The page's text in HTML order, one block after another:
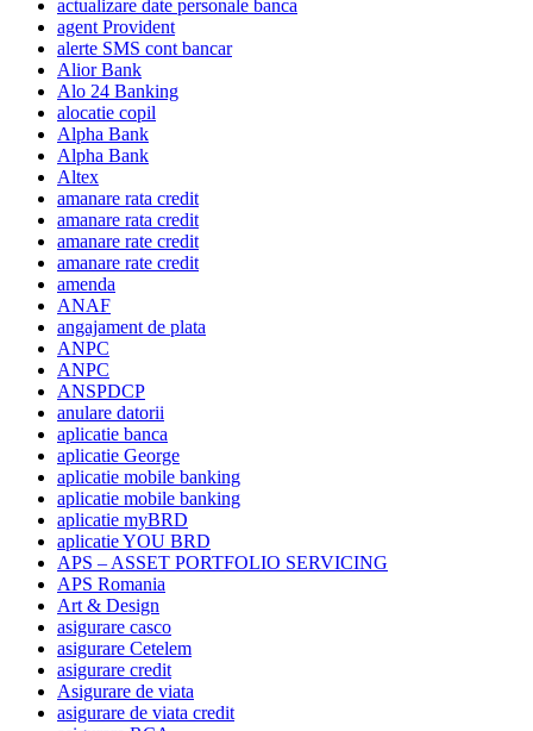
actualizare date personale banca
agent Provident
alerte SMS cont bancar
Alior Bank
Alo 24 Banking
alocatie copil
Alpha Bank
Alpha Bank
Altex
amanare rata credit
amanare rata credit
amanare rate credit
amanare rate credit
amenda
ANAF
angajament de plata
ANPC
ANPC
ANSPDCP
anulare datorii
aplicatie banca
aplicatie George
aplicatie mobile banking
aplicatie mobile banking
aplicatie myBRD
aplicatie YOU BRD
APS – ASSET PORTFOLIO SERVICING
APS Romania
Art & Design
asigurare casco
asigurare Cetelem
asigurare credit
Asigurare de viata
asigurare de viata credit